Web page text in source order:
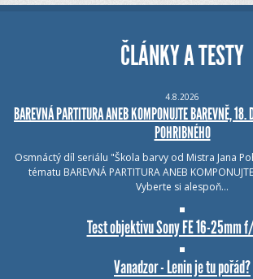
ČLÁNKY A TESTY
4.8.2026
BAREVNÁ PARTITURA ANEB KOMPONUJTE BAREVNĚ,
POHRIBNÉHO
Osmnáctý díl seriálu "Škola barvy od Mistra Jana
tématu BAREVNÁ PARTITURA ANEB
Vyberte si alespoň…
Test objektivu Sony FE 16-25mm
Vanadzor - Lenin je tu pořád?